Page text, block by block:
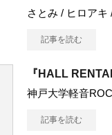
さとみ / ヒロアキ
記事を読む
『HALL
神戸大学軽音
記事を読む